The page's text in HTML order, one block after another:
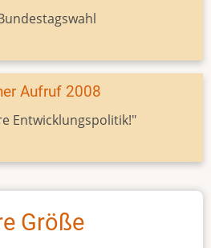
Aufruf 2008
Entwicklungspolitik!"
Größe